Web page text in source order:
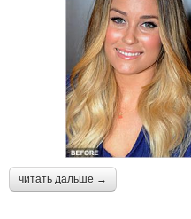
читать дальше →